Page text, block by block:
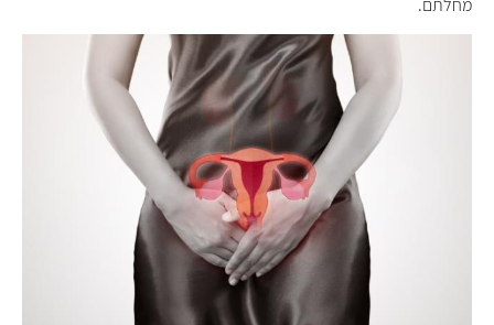
מחלתם.